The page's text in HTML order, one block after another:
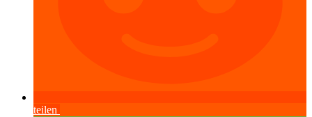
teilen